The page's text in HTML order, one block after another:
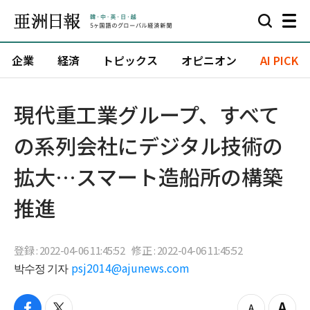
企業 経済 トピックス オピニオン AI PICK
現代重工業グループ、すべて
の系列会社にデジタル技術の
拡大…スマート造船所の構築
推進
登録 : 2022-04-06 11:45:52 修正 : 2022-04-06 11:45:52
박수정 기자 psj2014@ajunews.com